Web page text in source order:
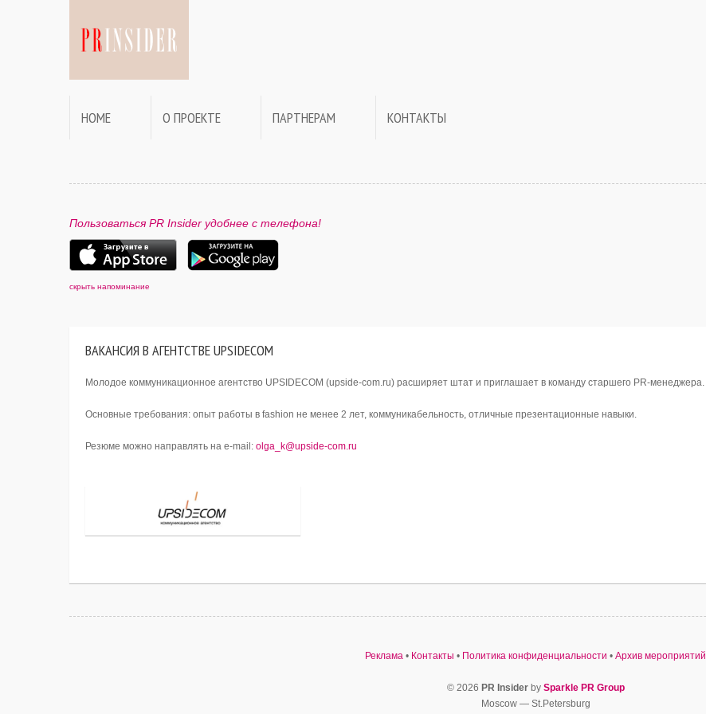
HOME О ПРОЕКТЕ ПАРТНЕРАМ КОНТАКТЫ
Пользоваться PR Insider удобнее с телефона!
скрыть напоминание
ВАКАНСИЯ В АГЕНТСТВЕ UPSIDECOM
Молодое коммуникационное агентство UPSIDECOM (upside-com.ru) расширяет штат и приглашает в команду старшего PR-менеджера.
Основные требования: опыт работы в fashion не менее 2 лет, коммуникабельность, отличные презентационные навыки.
Резюме можно направлять на e-mail: olga_k@upside-com.ru
Реклама • Контакты • Политика конфиденциальности • Архив мероприятий
© 2026 PR Insiderby Sparkle PR Group
Moscow — St.Petersburg